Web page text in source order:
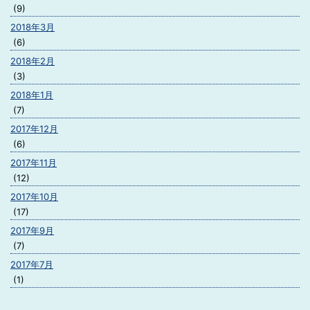
(9)
2018年3月
(6)
2018年2月
(3)
2018年1月
(7)
2017年12月
(6)
2017年11月
(12)
2017年10月
(17)
2017年9月
(7)
2017年7月
(1)